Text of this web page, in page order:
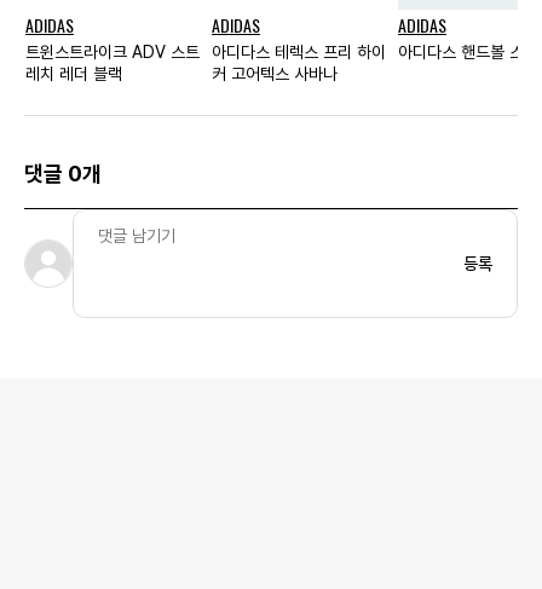
ADIDAS
트윈스트라이크 ADV 스트
레치 레더 블랙
ADIDAS
아디다스 테렉스 프리 하이
커 고어텍스 사바나
ADIDAS
아디다스 핸드볼 스페
댓글 0개
등록